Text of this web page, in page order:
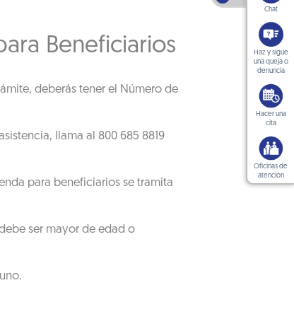
Beneficiarios
deberás tener el Número de
llama al 800 685 8819
para beneficiarios se tramita
ser mayor de edad o
Chat
Haz y sigue
una queja o
denuncia
Hacer una
cita
Oficinas de
atención